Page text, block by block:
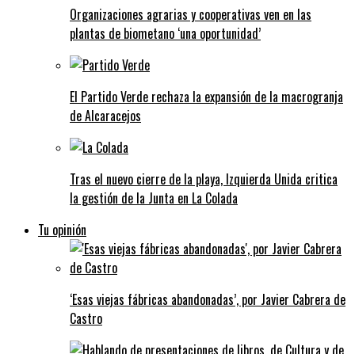
Organizaciones agrarias y cooperativas ven en las
plantas de biometano ‘una oportunidad’
El Partido Verde rechaza la expansión de la macrogranja
de Alcaracejos
Tras el nuevo cierre de la playa, Izquierda Unida critica
la gestión de la Junta en La Colada
Tu opinión
‘Esas viejas fábricas abandonadas’, por Javier Cabrera de
Castro